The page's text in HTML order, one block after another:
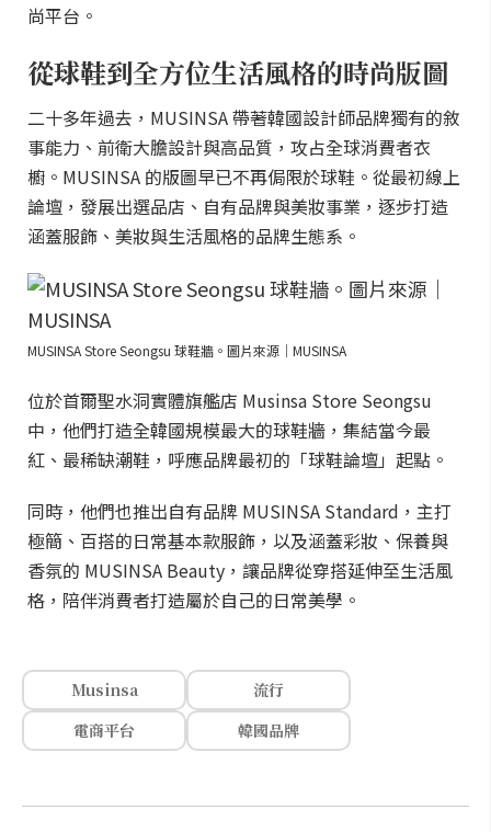
尚平台。
從球鞋到全方位生活風格的時尚版圖
二十多年過去，MUSINSA 帶著韓國設計師品牌獨有的敘
事能力、前衛大膽設計與高品質，攻占全球消費者衣
櫥。MUSINSA 的版圖早已不再侷限於球鞋。從最初線上
論壇，發展出選品店、自有品牌與美妝事業，逐步打造
涵蓋服飾、美妝與生活風格的品牌生態系。
MUSINSA Store Seongsu 球鞋牆。圖片來源｜MUSINSA
位於首爾聖水洞實體旗艦店 Musinsa Store Seongsu
中，他們打造全韓國規模最大的球鞋牆，集結當今最
紅、最稀缺潮鞋，呼應品牌最初的「球鞋論壇」起點。
同時，他們也推出自有品牌 MUSINSA Standard，主打
極簡、百搭的日常基本款服飾，以及涵蓋彩妝、保養與
香氛的 MUSINSA Beauty，讓品牌從穿搭延伸至生活風
格，陪伴消費者打造屬於自己的日常美學。
Musinsa
流行
電商平台
韓國品牌